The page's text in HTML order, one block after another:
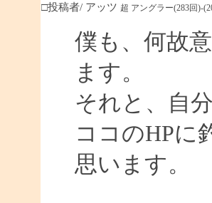
□投稿者/ アッツ 超 アングラー(283回)-
僕も、何故
ます。
それと、自
ココのHPに
思います。